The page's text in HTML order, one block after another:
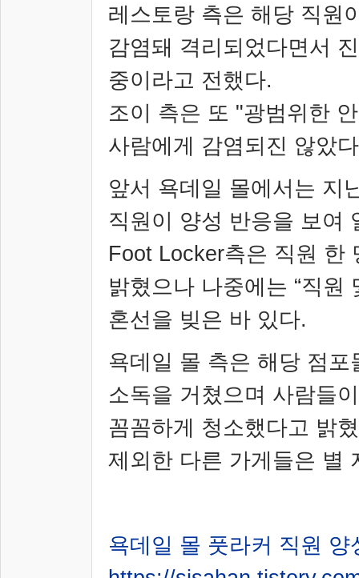
레스토랑 측은 해당 직원
감염돼 격리되었다면서
중이라고 전했다.
조이 측은 또 "광범위한
사람에게 감염되진 않았다
앞서 욕데일 몰에서는 지
직원이 양성 반응을 보여
Foot Locker측은 직원 한
밝혔으나 나중에는 “직원
혼선을 빚은 바 있다.
욕데일 몰 측은 해당 점
소독을 거쳤으며 사람들
꼼꼼하게 청소했다고 밝
제외한 다른 가게들은 별
욕데일 몰 풋라커 직원